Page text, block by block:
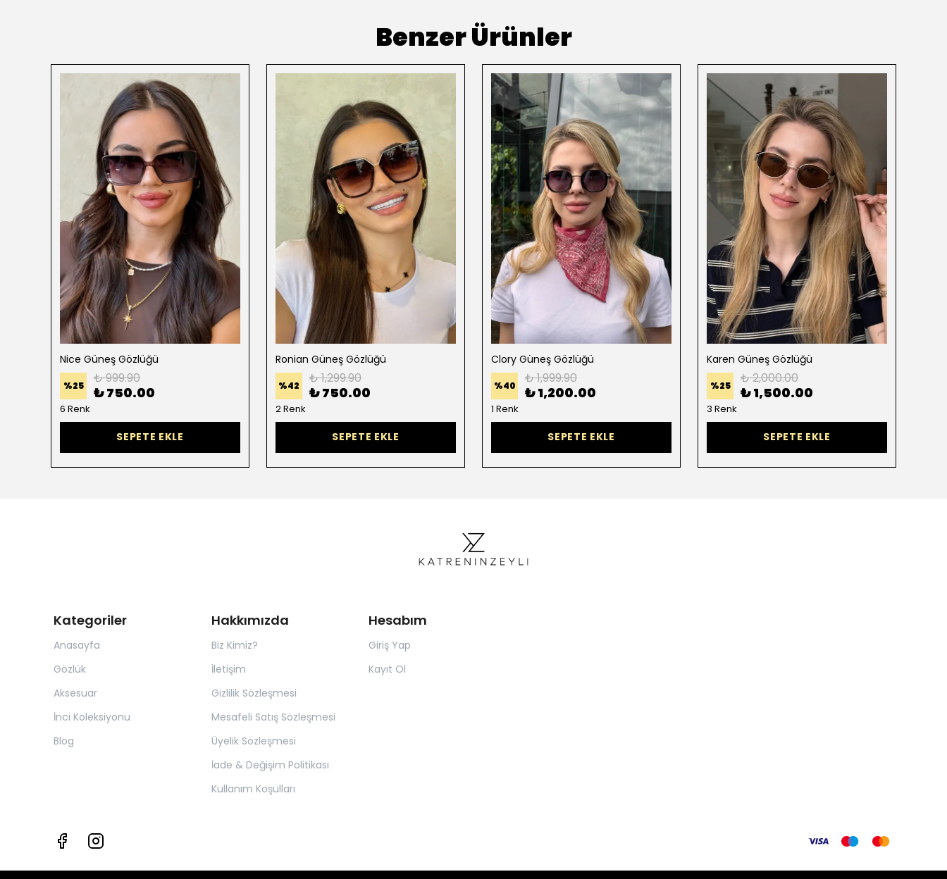
Benzer Ürünler
Nice Güneş Gözlüğü
%25 ₺ 999.90
₺ 750.00
6 Renk
SEPETE EKLE
Ronian Güneş Gözlüğü
%42 ₺ 1,299.90
₺ 750.00
2 Renk
SEPETE EKLE
Clory Güneş Gözlüğü
%40 ₺ 1,999.90
₺ 1,200.00
1 Renk
SEPETE EKLE
Karen Güneş Gözlüğü
%25 ₺ 2,000.00
₺ 1,500.00
3 Renk
SEPETE EKLE
Kategoriler
Anasayfa
Gözlük
Aksesuar
İnci Koleksiyonu
Blog
Hakkımızda
Biz Kimiz?
İletişim
Gizlilik Sözleşmesi
Mesafeli Satış Sözleşmesi
Üyelik Sözleşmesi
İade & Değişim Politikası
Kullanım Koşulları
Hesabım
Giriş Yap
Kayıt Ol